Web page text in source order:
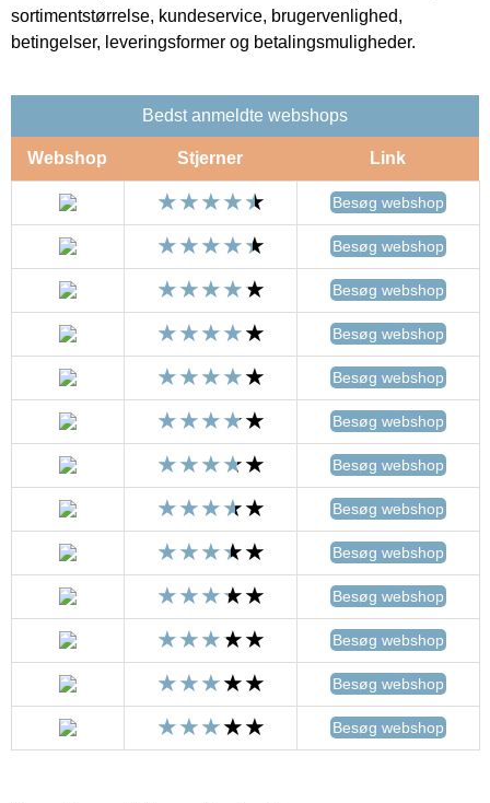
sortimentstørrelse, kundeservice, brugervenlighed,
betingelser, leveringsformer og betalingsmuligheder.
Bedst anmeldte webshops
Webshop Stjerner Link
Besøg webshop
Besøg webshop
Besøg webshop
Besøg webshop
Besøg webshop
Besøg webshop
Besøg webshop
Besøg webshop
Besøg webshop
Besøg webshop
Besøg webshop
Besøg webshop
Besøg webshop